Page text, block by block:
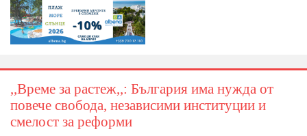
,,Време за растеж,,: България има нужда от
повече свобода, независими институции и
смелост за реформи